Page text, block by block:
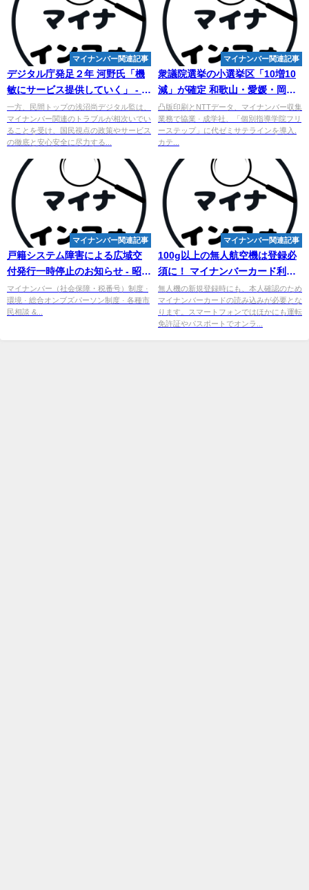
マイナンバー関連記事
デジタル庁発足２年 河野氏「機
敏にサービス提供していく」 - 産
経ニュース
一方、民間トップの浅沼尚デジタル監は、
マイナンバー関連のトラブルが相次いでい
ることを受け、国民視点の政策やサービス
の徹底と安心安全に尽力する...
マイナンバー関連記事
衆議院選挙の小選挙区「10増10
減」が確定 和歌山・愛媛・岡山
など減 - 私塾界
凸版印刷とNTTデータ、マイナンバー収集
業務で協業 · 成学社、「個別指導学院フリ
ーステップ」に代ゼミサテラインを導入.
カテ...
マイナンバー関連記事
戸籍システム障害による広域交
付発行一時停止のお知らせ - 昭島
市
マイナンバー（社会保障・税番号）制度 ·
環境 · 総合オンブズパーソン制度 · 各種市
民相談 &...
マイナンバー関連記事
100g以上の無人航空機は登録必
須に！ マイナンバーカード利用
でのドローン登録システム手続
き ...
無人機の新規登録時にも、本人確認のため
マイナンバーカードの読み込みが必要とな
ります。スマートフォンではほかにも運転
免許証やパスポートでオンラ...